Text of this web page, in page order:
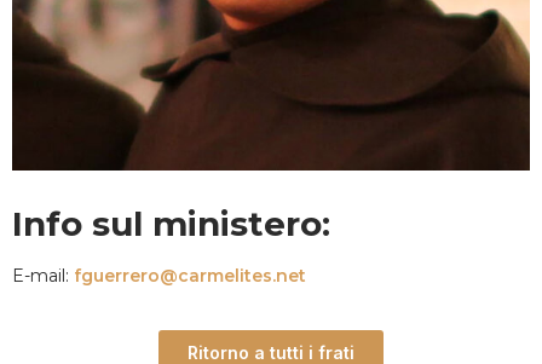
Info sul ministero:
E-mail: fguerrero@carmelites.net
Ritorno a tutti i frati